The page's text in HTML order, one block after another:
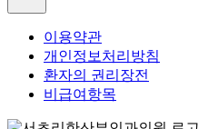
이용약관
개인정보처리방침
환자의 권리장전
비급여항목